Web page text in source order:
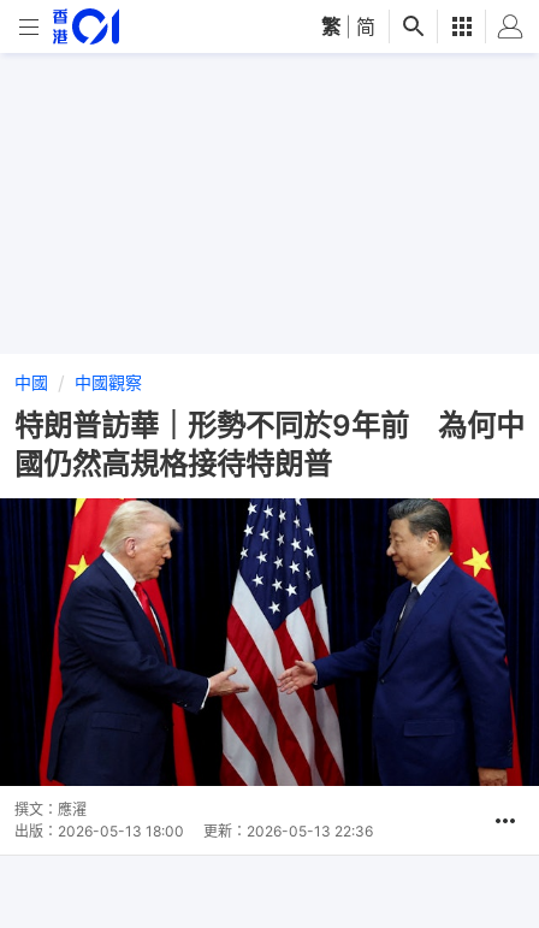
繁 简
中國 中國觀察
特朗普訪華｜形勢不同於9年前 為何中
國仍然高規格接待特朗普
撰文： 應濯
出版： 2026-05-13 18:00 更新： 2026-05-13 22:36